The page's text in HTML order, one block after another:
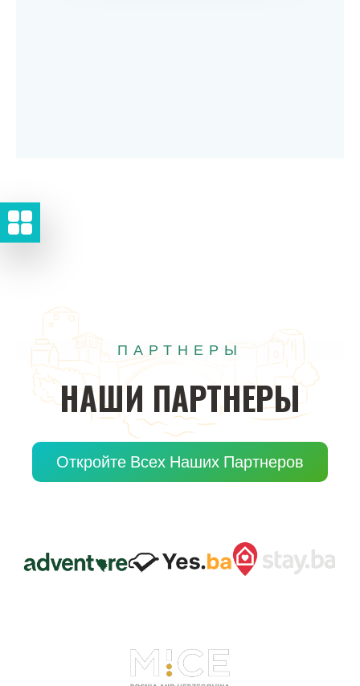
ПАРТНЕРЫ
НАШИ ПАРТНЕРЫ
Откройте Всех Наших Партнеров